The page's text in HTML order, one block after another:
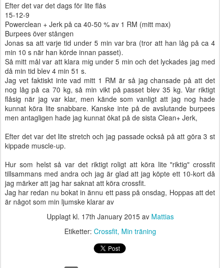
Efter det var det dags för lite flås
15-12-9
Powerclean + Jerk på ca 40-50 % av 1 RM (mitt max)
Burpees över stången
Jonas sa att varje tid under 5 min var bra (tror att han låg på ca 4
min 10 s när han körde innan passet).
Så mitt mål var att klara mig under 5 min och det lyckades jag med
då min tid blev 4 min 51 s.
Jag vet faktiskt inte vad mitt 1 RM är så jag chansade på att det
nog låg på ca 70 kg, så min vikt på passet blev 35 kg. Var riktigt
flåsig när jag var klar, men kände som vanligt att jag nog hade
kunnat köra lite snabbare. Kanske inte på de avslutande burpees
men antagligen hade jag kunnat ökat på de sista Clean+ Jerk,
Efter det var det lite stretch och jag passade också på att göra 3 st
kippade muscle-up.
Hur som helst så var det riktigt roligt att köra lite "riktig" crossfit
tillsammans med andra och jag är glad att jag köpte ett 10-kort då
jag märker att jag har saknat att köra crossfit.
Jag har redan nu bokat in ännu ett pass på onsdag, Hoppas att det
är något som min ljumske klarar av
Upplagt kl. 17th January 2015av Mattias
Etiketter: Crossfit Min träning